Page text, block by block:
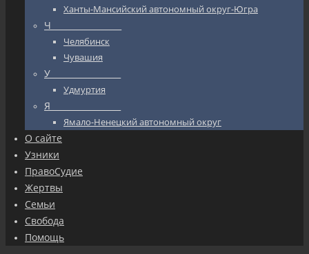
Ханты-Мансийский автономный округ-Югра
Ч_________________
Челябинск
Чувашия
У_________________
Удмуртия
Я_________________
Ямало-Ненецкий автономный округ
О сайте
Узники
ПравоСудие
Жертвы
Семьи
Свобода
Помощь